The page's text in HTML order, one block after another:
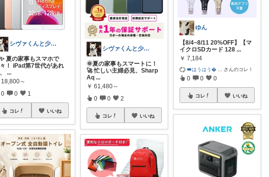
シヴァくんと少佐のROOM
夏の家事もスマホで
！ iPad第7世代があれ
...
18,800～
0 0 1
コレ いいね
シヴァくんと少佐のROOM
🌞夏の家事もスマートに！
🚀 忙しい主婦必見、Sharp
Aq ...
￥ 61,480～
0 0 2
コレ いいね
ゆん
【8/4~8/11 20%OFF】【マ
イクロSDカード 128 ...
￥ 7,184
👑はうはう さんのコレ！
0 0 0
コレ いいね